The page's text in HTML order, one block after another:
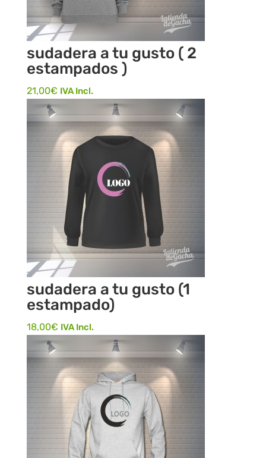
sudadera a tu gusto ( 2
estampados )
21,00€ IVA Incl.
sudadera a tu gusto (1
estampado)
18,00€ IVA Incl.